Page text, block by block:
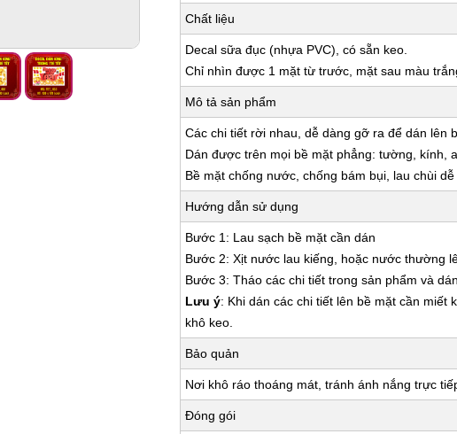
Chất liệu
Decal sữa đục (nhựa PVC), có sẵn keo.
Chỉ nhìn được 1 mặt từ trước, mặt sau màu
Mô tả sản phẩm
Các chi tiết rời nhau, dễ dàng gỡ ra để dán lên
Dán được trên mọi bề mặt phẳng: tường, kính,
Bề mặt chống nước, chống bám bụi, lau chùi dễ
Hướng dẫn sử dụng
Bước 1: Lau sạch bề mặt cần dán
Bước 2: Xịt nước lau kiếng, hoặc nước thường
Bước 3: Tháo các chi tiết trong sản phẩm và
Lưu ý: Khi dán các chi tiết lên bề mặt cần miết
khô keo.
Bảo quản
Nơi khô ráo thoáng mát, tránh ánh nắng trực
Đóng gói